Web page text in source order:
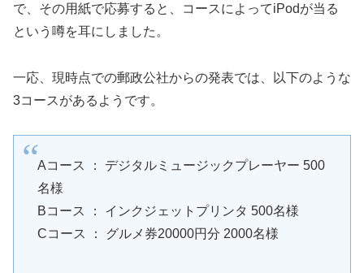
で、その用紙で応募すると、コースによってiPodが当る
という噂を耳にしました。
一応、現時点での郵政公社からの発表では、以下のような
3コースがあるようです。
Aコース ： デジタルミュージックプレーヤー 500
名様
Bコース ： インクジェットプリンタ 500名様
Cコース ： グルメ券20000円分 2000名様